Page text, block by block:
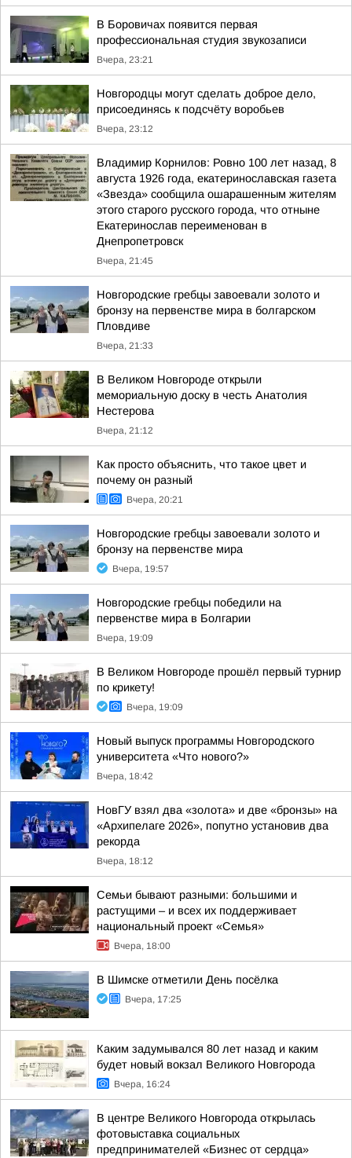
В Боровичах появится первая
профессиональная студия звукозаписи
Вчера, 23:21
Новгородцы могут сделать доброе дело,
присоединясь к подсчёту воробьев
Вчера, 23:12
Владимир Корнилов: Ровно 100 лет назад, 8
августа 1926 года, екатеринославская газета
«Звезда» сообщила ошарашенным жителям
этого старого русского города, что отныне
Екатеринослав переименован в
Днепропетровск
Вчера, 21:45
Новгородские гребцы завоевали золото и
бронзу на первенстве мира в болгарском
Пловдиве
Вчера, 21:33
В Великом Новгороде открыли
мемориальную доску в честь Анатолия
Нестерова
Вчера, 21:12
Как просто объяснить, что такое цвет и
почему он разный
Вчера, 20:21
Новгородские гребцы завоевали золото и
бронзу на первенстве мира
Вчера, 19:57
Новгородские гребцы победили на
первенстве мира в Болгарии
Вчера, 19:09
В Великом Новгороде прошёл первый турнир
по крикету!
Вчера, 19:09
Новый выпуск программы Новгородского
университета «Что нового?»
Вчера, 18:42
НовГУ взял два «золота» и две «бронзы» на
«Архипелаге 2026», попутно установив два
рекорда
Вчера, 18:12
Семьи бывают разными: большими и
растущими – и всех их поддерживает
национальный проект «Семья»
Вчера, 18:00
В Шимске отметили День посёлка
Вчера, 17:25
Каким задумывался 80 лет назад и каким
будет новый вокзал Великого Новгорода
Вчера, 16:24
В центре Великого Новгорода открылась
фотовыставка социальных
предпринимателей «Бизнес от сердца»